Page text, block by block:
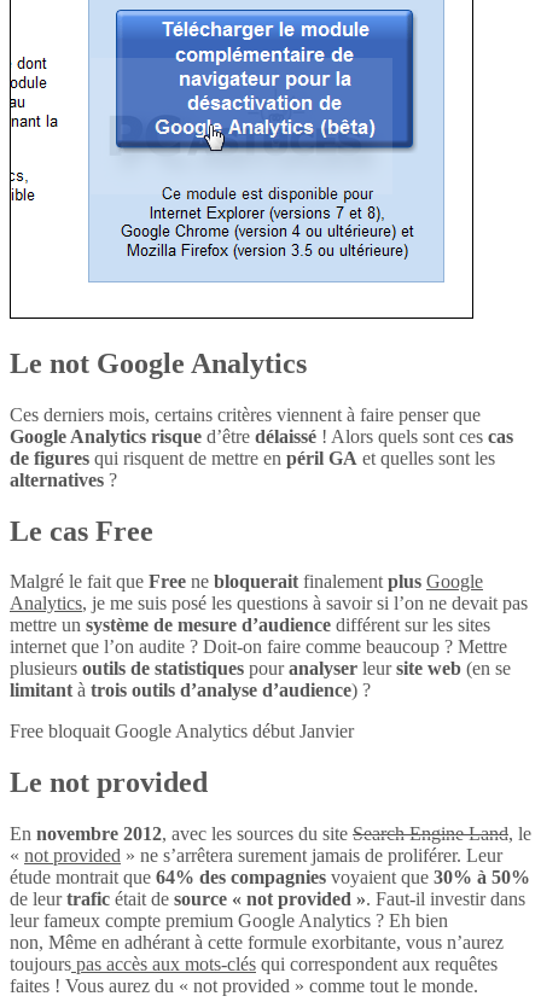
Le not Google Analytics
Ces derniers mois, certains critères viennent à faire penser que
Google Analytics risque d’être délaissé ! Alors quels sont ces cas
de figures qui risquent de mettre en péril GA et quelles sont les
alternatives ?
Le cas Free
Malgré le fait que Free ne bloqueraitfinalementplus Google
Analytics, je me suis posé les questions à savoir si l’on ne devait pas
mettre un système de mesure d’audience différent sur les sites
internet que l’on audite ? Doit-on faire comme beaucoup ? Mettre
plusieurs outils de statistiques pouranalyser leursite web (en se
limitantà trois outils d’analyse d’audience) ?
Free bloquait Google Analytics début Janvier
Le not provided
En novembre 2012, avec les sources du site Search Engine Land, le
« not provided » ne s’arrêtera surement jamais de proliférer. Leur
étude montrait que 64% des compagnies voyaient que 30% à 50%
de leurtrafic était de source « not provided ». Faut-il investir dans
leur fameux compte premium Google Analytics ? Eh bien
non, Même en adhérant à cette formule exorbitante, vous n’aurez
toujours pas accès aux mots-clés qui correspondent aux requêtes
faites ! Vous aurez du « not provided » comme tout le monde.